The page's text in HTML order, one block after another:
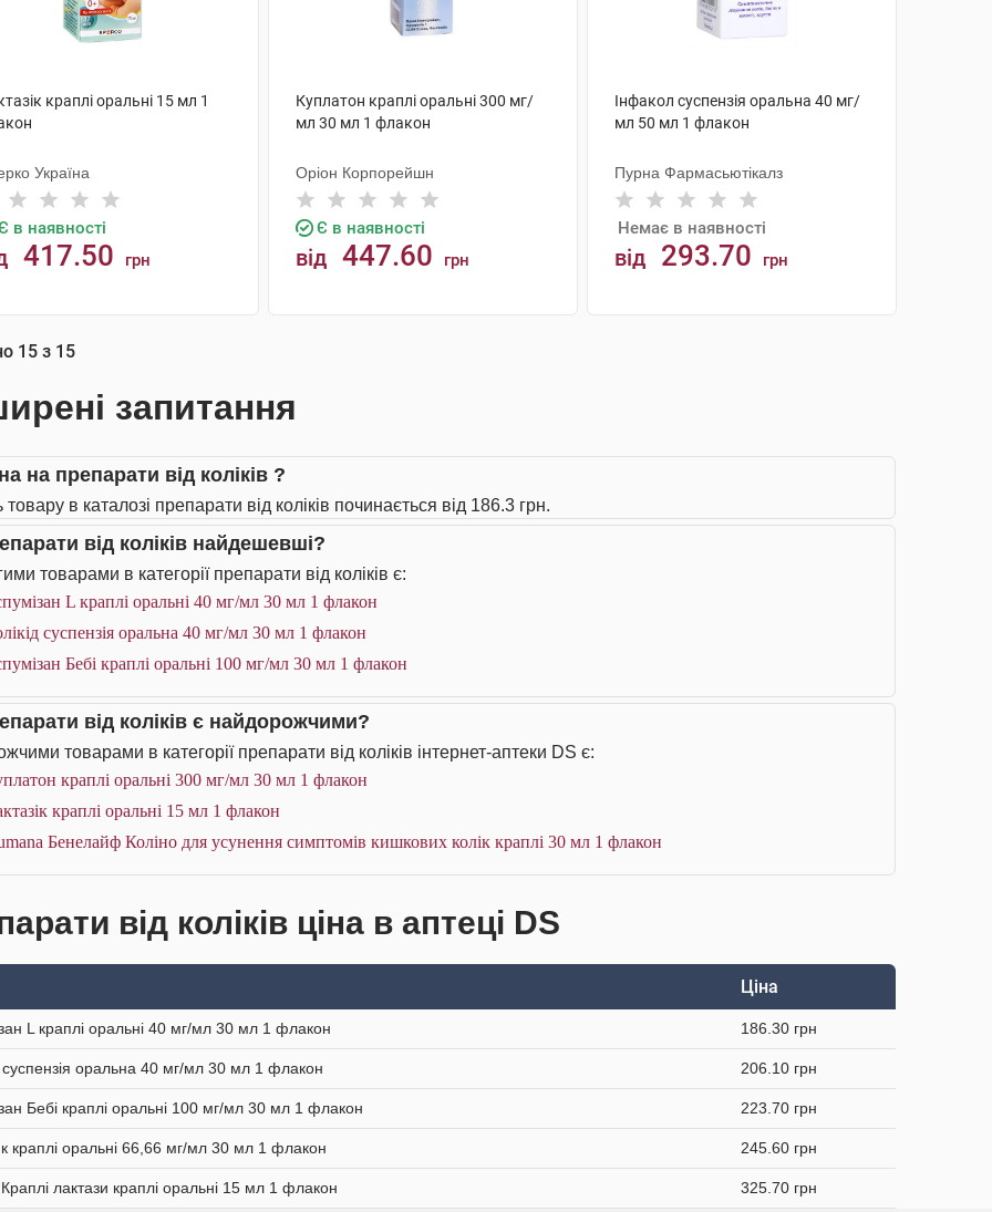
краплі оральні 15 мл 1
Україна
в наявності
417.50 грн
Куплатон краплі оральні 300 мг/
мл 30 мл 1 флакон
Оріон Корпорейшн
Є в наявності
від 447.60 грн
Інфакол суспензія оральна 40 мг/
мл 50 мл 1 флакон
Пурна Фармасьютікалз
Немає в наявності
від 293.70 грн
15 з 15
запитання
на препарати від коліків ?
товару в каталозі препарати від коліків починається від 186.3 грн.
від коліків найдешевші?
товарами в категорії препарати від коліків є:
L краплі оральні 40 мг/мл 30 мл 1 флакон
суспензія оральна 40 мг/мл 30 мл 1 флакон
Бебі краплі оральні 100 мг/мл 30 мл 1 флакон
від коліків є найдорожчими?
товарами в категорії препарати від коліків інтернет-аптеки DS є:
краплі оральні 300 мг/мл 30 мл 1 флакон
краплі оральні 15 мл 1 флакон
Бенелайф Коліно для усунення симптомів кишкових колік краплі 30 мл 1 флакон
від коліків ціна в аптеці DS
Ціна
L краплі оральні 40 мг/мл 30 мл 1 флакон 186.30 грн
суспензія оральна 40 мг/мл 30 мл 1 флакон 206.10 грн
Бебі краплі оральні 100 мг/мл 30 мл 1 флакон 223.70 грн
краплі оральні 66,66 мг/мл 30 мл 1 флакон 245.60 грн
лактази краплі оральні 15 мл 1 флакон 325.70 грн